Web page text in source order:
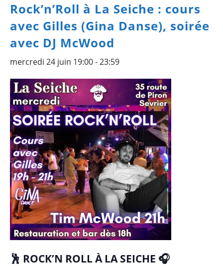
Rock’n’Roll à La Seiche : cours
avec Gilles (Gina Danse), soirée
avec DJ McWood
mercredi 24 juin 19:00-23:59
🕺 ROCK’N ROLL À LA SEICHE 🎧